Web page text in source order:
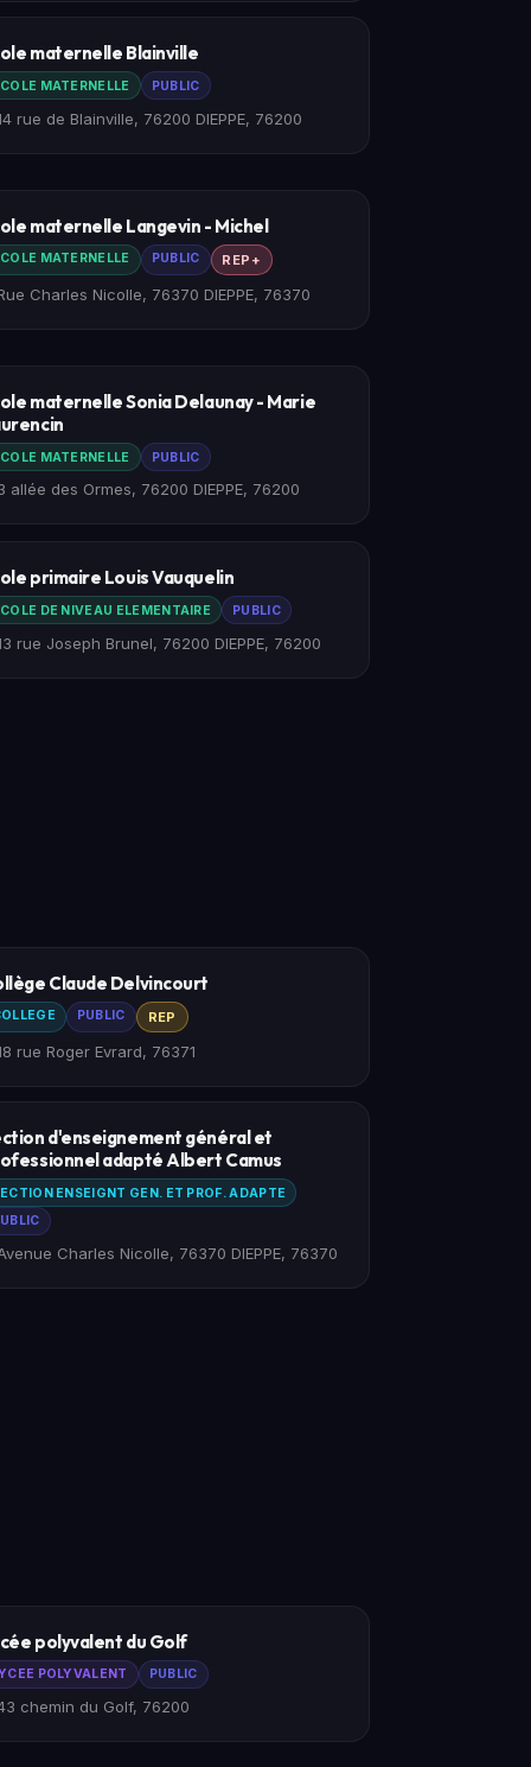
maternelle Blainville
MATERNELLE PUBLIC
rue de Blainville, 76200 DIEPPE, 76200
maternelle Langevin - Michel
MATERNELLE PUBLIC REP+
Charles Nicolle, 76370 DIEPPE, 76370
maternelle Sonia Delaunay - Marie
MATERNELLE PUBLIC
allée des Ormes, 76200 DIEPPE, 76200
primaire Louis Vauquelin
DE NIVEAU ELEMENTAIRE PUBLIC
rue Joseph Brunel, 76200 DIEPPE, 76200
Claude Delvincourt
PUBLIC REP
rue Roger Evrard, 76371
d'enseignement général et
adapté Albert Camus
ENSEIGNT GEN. ET PROF. ADAPTE
Charles Nicolle, 76370 DIEPPE, 76370
polyvalent du Golf
POLYVALENT PUBLIC
chemin du Golf, 76200